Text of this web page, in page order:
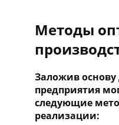
Методы
Заложив
предприятия
следующие
реализации: